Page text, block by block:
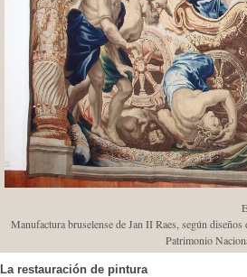
Manufactura bruselense de Jan II Raes, según
Patrimonio
La restauración de pintura